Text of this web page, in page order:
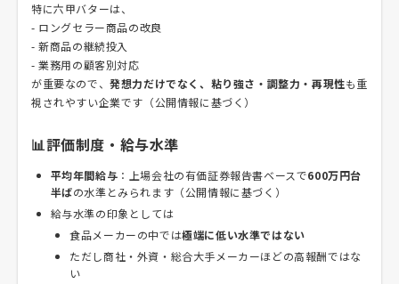
特に六甲バターは、
- ロングセラー商品の改良
- 新商品の継続投入
- 業務用の顧客別対応
が重要なので、発想力だけでなく、粘り強さ・調整力・再現性も重
視されやすい企業です（公開情報に基づく）
📊評価制度・給与水準
平均年間給与 ：上場会社の有価証券報告書ベースで600万円台
半ばの水準とみられます（公開情報に基づく）
給与水準の印象としては
食品メーカーの中では極端に低い水準ではない
ただし商社・外資・総合大手メーカーほどの高報酬ではな
い